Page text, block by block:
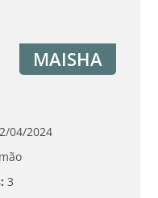
MAISHA
04/2024
3